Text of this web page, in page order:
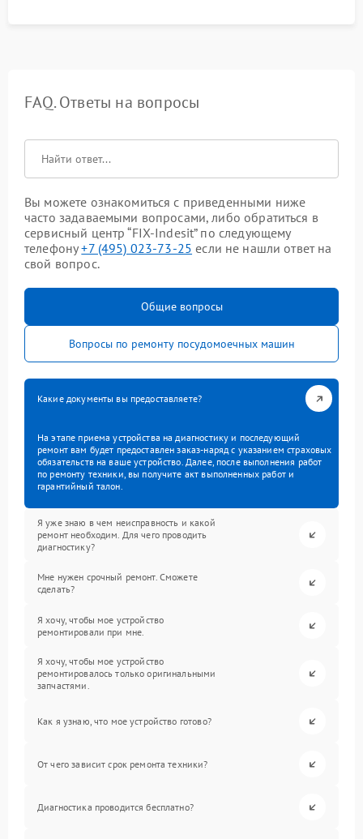
FAQ. Ответы на вопросы
Вы можете ознакомиться с приведенными ниже
часто задаваемыми вопросами, либо обратиться в
сервисный центр “FIX-Indesit” по следующему
телефону+7 (495) 023-73-25 если не нашли ответ на
свой вопрос.
Общие вопросы
Вопросы по ремонту посудомоечных машин
Какие документы вы предоставляете?
На этапе приема устройства на диагностику и последующий
ремонт вам будет предоставлен заказ-наряд с указанием страховых
обязательств на ваше устройство. Далее, после выполнения работ
по ремонту техники, вы получите акт выполненных работ и
гарантийный талон.
Я уже знаю в чем неисправность и какой
ремонт необходим. Для чего проводить
диагностику?
Мне нужен срочный ремонт. Сможете
сделать?
Я хочу, чтобы мое устройство
ремонтировали при мне.
Я хочу, чтобы мое устройство
ремонтировалось только оригинальными
запчастями.
Как я узнаю, что мое устройство готово?
От чего зависит срок ремонта техники?
Диагностика проводится бесплатно?